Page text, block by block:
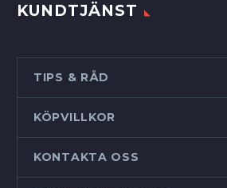
KUNDTJÄNST
TIPS & RÅD
KÖPVILLKOR
KONTAKTA OSS